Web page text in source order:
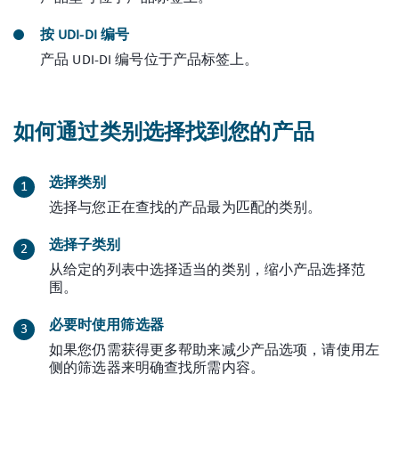
按 UDI-DI 编号
产品 UDI-DI 编号位于产品标签上。
如何通过类别选择找到您的产品
选择类别
选择与您正在查找的产品最为匹配的类别。
选择子类别
从给定的列表中选择适当的类别，缩小产品选择范
围。
必要时使用筛选器
如果您仍需获得更多帮助来减少产品选项，请使用左
侧的筛选器来明确查找所需内容。